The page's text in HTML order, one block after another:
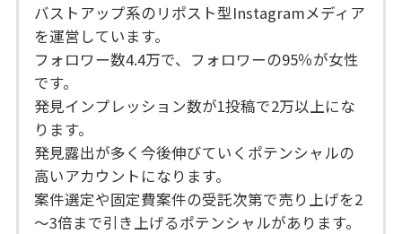
バストアップ系のリポスト型Instagramメディア
を運営しています。
フォロワー数4.4万で、フォロワーの95％が女性
です。
発見インプレッション数が1投稿で2万以上にな
ります。
発見露出が多く今後伸びていくポテンシャルの
高いアカウントになります。
案件選定や固定費案件の受託次第で売り上げを2
～3倍まで引き上げるポテンシャルがあります。